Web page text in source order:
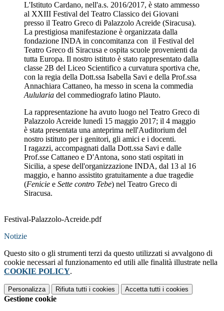
L'Istituto Cardano, nell'a.s. 2016/2017, è stato ammesso
al XXIII Festival del Teatro Classico dei Giovani
presso il Teatro Greco di Palazzolo Acreide (Siracusa).
La prestigiosa manifestazione è organizzata dalla
fondazione INDA in concomitanza con il Festival del
Teatro Greco di Siracusa e ospita scuole provenienti da
tutta Europa. Il nostro istituto è stato rappresentato dalla
classe 2B del Liceo Scientifico a curvatura sportiva che,
con la regia della Dott.ssa Isabella Savi e della Prof.ssa
Annachiara Cattaneo, ha messo in scena la commedia
Aulularia del commediografo latino Plauto.
La rappresentazione ha avuto luogo nel Teatro Greco di
Palazzolo Acreide lunedì 15 maggio 2017; il 4 maggio
è stata presentata una anteprima nell'Auditorium del
nostro istituto per i genitori, gli amici e i docenti.
I ragazzi, accompagnati dalla Dott.ssa Savi e dalle
Prof.sse Cattaneo e D'Antona, sono stati ospitati in
Sicilia, a spese dell'organizzazione INDA, dal 13 al 16
maggio, e hanno assistito gratuitamente a due tragedie
(Fenicie e Sette contro Tebe) nel Teatro Greco di
Siracusa.
Festival-Palazzolo-Acreide.pdf
Notizie
Questo sito o gli strumenti terzi da questo utilizzati si avvalgono di
cookie necessari al funzionamento ed utili alle finalità illustrate nella
COOKIE POLICY.
Personalizza Rifiuta tutti i cookies Accetta tutti i cookies
Gestione cookie